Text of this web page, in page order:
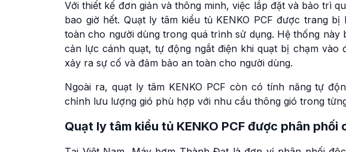
Với thiết kế đơn giản và thông minh, việc lắp đặt và bảo trì
bao giờ hết. Quạt ly tâm kiểu tủ KENKO PCF được trang
toàn cho người dùng trong quá trình sử dụng. Hệ thống này
cản lực cánh quạt, tự động ngắt điện khi quạt bị chạm
xảy ra sự cố và đảm bảo an toàn cho người dùng.
Ngoài ra, quạt ly tâm KENKO PCF còn có tính năng tự
chỉnh lưu lượng gió phù hợp với nhu cầu thông gió trong
Quạt ly tâm kiểu tủ KENKO PCF được phân phối